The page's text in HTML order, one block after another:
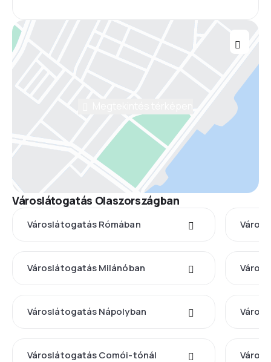
Városlátogatás Olaszországban
Városlátogatás Rómában
Városlátogatás Milánóban
Városlátogatás Nápolyban
Városlátogatás Comói-tónál